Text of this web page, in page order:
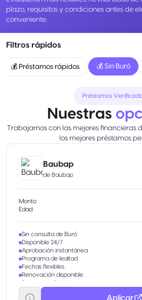
plazo, requisitos y condiciones antes de
conveniente.
Filtros rápidos
💰 Préstamos rápidos 💰 Sin Buró
Préstamos
Nuestras
Trabajamos con las mejores financieras
los mejores préstamos
Baubap
de Baubap
Monto
Edad
Sin consulta de Buró
Disponible 24/7
Aprobación instantánea
Programa de lealtad
Fechas flexibles
Renovación disponible
Bono por referido
Aplicar